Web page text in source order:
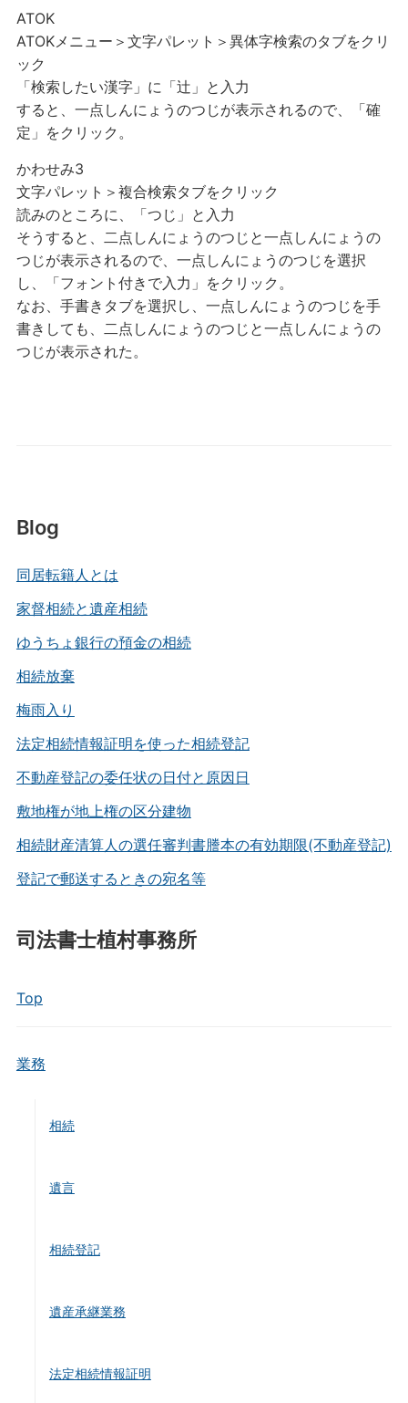
Blog
同居転籍人とは
家督相続と遺産相続
ゆうちょ銀行の預金の相続
相続放棄
梅雨入り
法定相続情報証明を使った相続登記
不動産登記の委任状の日付と原因日
敷地権が地上権の区分建物
相続財産清算人の選任審判書謄本の有効期限(不動産登記)
登記で郵送するときの宛名等
司法書士植村事務所
Top
業務
相続
遺言
相続登記
遺産承継業務
法定相続情報証明
ATOK
ATOKメニュー＞文字パレット＞異体字検索のタブをクリ
ック
「検索したい漢字」に「辻」と入力
すると、一点しんにょうのつじが表示されるので、「確
定」をクリック。
かわせみ3
文字パレット＞複合検索タブをクリック
読みのところに、「つじ」と入力
そうすると、二点しんにょうのつじと一点しんにょうの
つじが表示されるので、 一点 しんにょうのつじを選択
し、「フォント付きで入力」をクリック。
なお、手書きタブを選択し、一点しんにょうのつじを手
書きしても、二点しんにょうのつじと一点しんにょうの
つじが表示された。